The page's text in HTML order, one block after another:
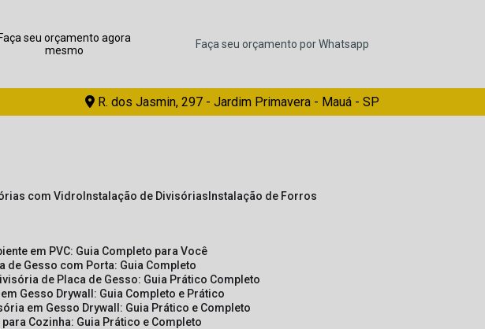
Faça seu orçamento agora
mesmo
Faça seu orçamento por Whatsapp
R. dos Jasmin, 297 - Jardim Primavera - Mauá - SP
com Vidro Instalação de Divisórias Instalação de Forros
em PVC: Guia Completo para Você
de Gesso com Porta: Guia Completo
de Placa de Gesso: Guia Prático Completo
Gesso Drywall: Guia Completo e Prático
em Gesso Drywall: Guia Prático e Completo
Cozinha: Guia Prático e Completo